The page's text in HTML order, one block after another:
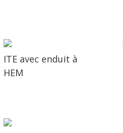
ITE avec enduit à
HEM